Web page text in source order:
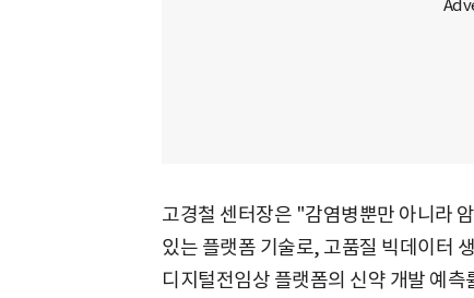
고경철 센터장은 "감염병뿐만 아니라
있는 플랫폼 기술로, 고품질 빅데이터
디지털전임상 플랫폼의 신약 개발 예